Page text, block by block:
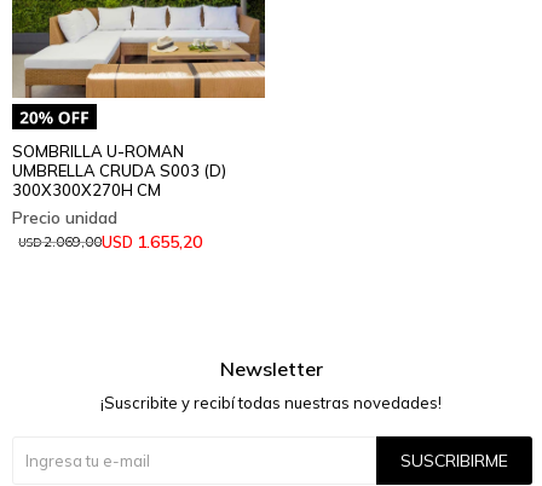
SOMBRILLA U-ROMAN
UMBRELLA CRUDA S003 (D)
300X300X270H CM
USD 1.655,20
USD2.069,00
Newsletter
¡Suscribite y recibí todas nuestras novedades!
SUSCRIBIRME